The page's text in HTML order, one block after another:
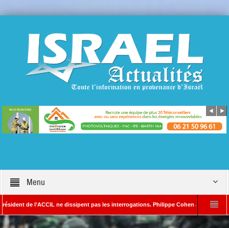
Menu
l’ACCIL ne dissipent pas les interrogations. Philippe Cohen annonce se
– Rédacteur en chef d’Israël Actualités L’Iran menace de frapper